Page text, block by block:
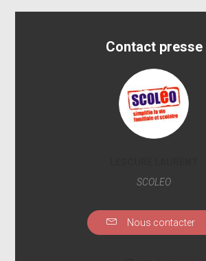
Contact presse
SCOLEO
Nous contacter